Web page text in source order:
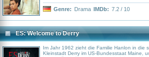
Genre: Drama IMDb: 7.2 / 10
ES: Welcome to Derry
Im Jahr 1962 zieht die Familie Hanlon in die
Kleinstadt Derry im US-Bundesstaat Maine,